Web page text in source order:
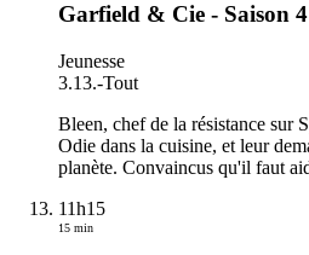
Garfield & Cie - Saison 4
Jeunesse
3.13.-Tout
Bleen, chef de la résistance sur
Odie dans la cuisine, et leur
planète. Convaincus qu'il faut
11h15
15 min